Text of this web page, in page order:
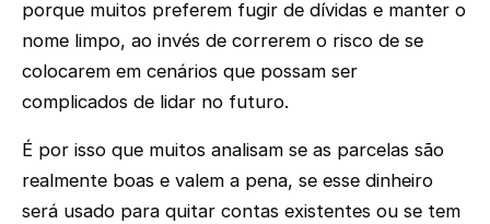
porque muitos preferem fugir de dívidas e manter o
nome limpo, ao invés de correrem o risco de se
colocarem em cenários que possam ser
complicados de lidar no futuro.
É por isso que muitos analisam se as parcelas são
realmente boas e valem a pena, se esse dinheiro
será usado para quitar contas existentes ou se tem